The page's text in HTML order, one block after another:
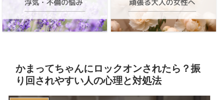
かまってちゃんにロックオンされたら？振
り回されやすい人の心理と対処法